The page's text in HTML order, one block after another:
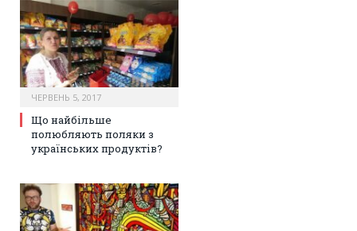
ЧЕРВЕНЬ 5, 2017
Що найбільше
полюбляють поляки з
українських продуктів?